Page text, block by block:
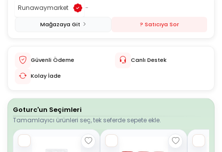
Runawaymarket -
Mağazaya Git ? Satıcıya Sor
Güvenli Ödeme
Canlı Destek
Kolay İade
Goturc'un Seçimleri
Tamamlayıcı ürünleri seç, tek seferde sepete ekle.